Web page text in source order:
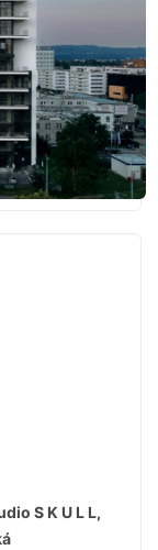
S K U L L,